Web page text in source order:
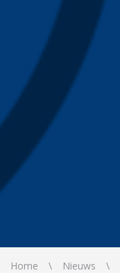
Home Nieuws